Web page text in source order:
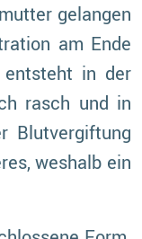
gelangen
am Ende
in der
rasch und in
Blutvergiftung
weshalb ein